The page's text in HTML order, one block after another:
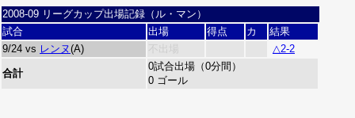
2008-09 リーグカップ出場記録（ル・マン）
試合
出場 得点 カ
結果
9/24 vs レンヌ(A) 不出場 △2-2
合計
0試合出場（0分間）
0 ゴール